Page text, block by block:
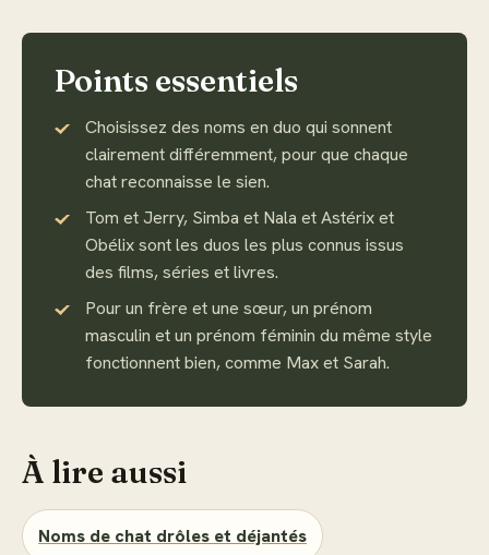
Points essentiels
Choisissez des noms en duo qui sonnent
clairement différemment, pour que chaque
chat reconnaisse le sien.
Tom et Jerry, Simba et Nala et Astérix et
Obélix sont les duos les plus connus issus
des films, séries et livres.
Pour un frère et une sœur, un prénom
masculin et un prénom féminin du même style
fonctionnent bien, comme Max et Sarah.
À lire aussi
Noms de chat drôles et déjantés